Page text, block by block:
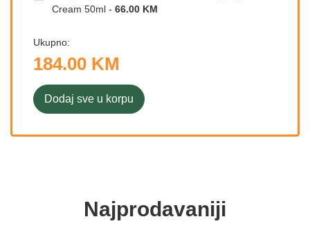
Cream 50ml - 66.00 KM
Ukupno:
184.00 KM
Dodaj sve u korpu
Najprodavaniji